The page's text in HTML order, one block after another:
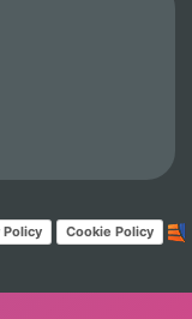
Policy Cookie Policy